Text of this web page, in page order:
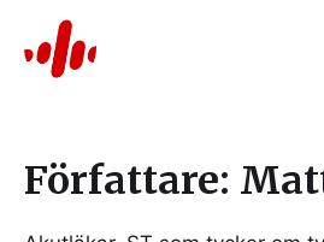
Författare: